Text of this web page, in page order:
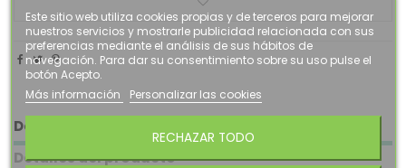
Descripción
Detalles del producto
Este sitio web utiliza cookies propias y de terceros para mejorar
nuestros servicios y mostrarle publicidad relacionada con sus
preferencias mediante el análisis de sus hábitos de
navegación. Para dar su consentimiento sobre su uso pulse el
botón Acepto.
Más información
Personalizar las cookies
RECHAZAR TODO